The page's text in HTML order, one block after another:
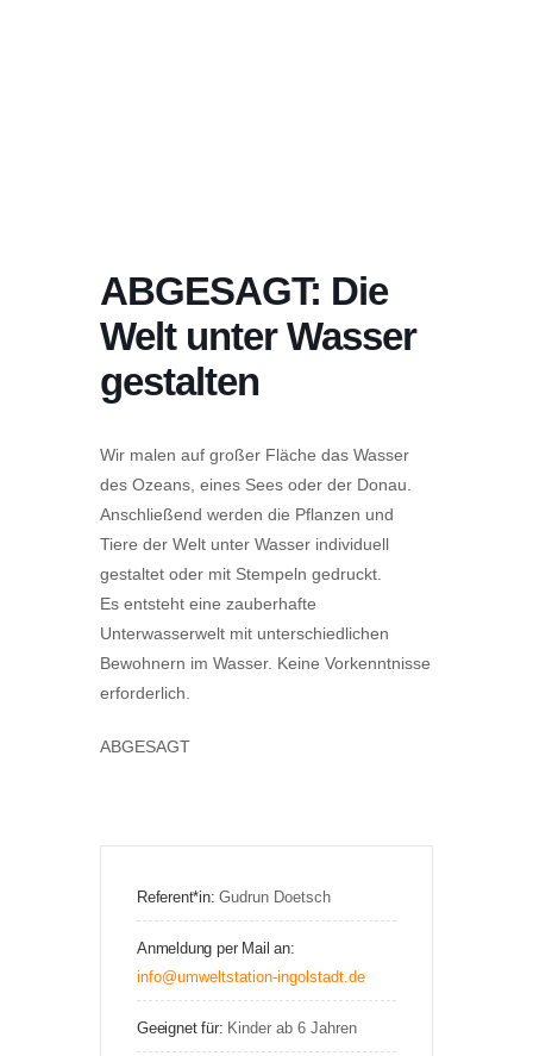
ABGESAGT: Die
Welt unter Wasser
gestalten
Wir malen auf großer Fläche das Wasser
des Ozeans, eines Sees oder der Donau.
Anschließend werden die Pflanzen und
Tiere der Welt unter Wasser individuell
gestaltet oder mit Stempeln gedruckt.
Es entsteht eine zauberhafte
Unterwasserwelt mit unterschiedlichen
Bewohnern im Wasser. Keine Vorkenntnisse
erforderlich.
ABGESAGT
Referent*in:Gudrun Doetsch
Anmeldung per Mail an:
info@umweltstation-ingolstadt.de
Geeignet für: Kinder ab 6 Jahren